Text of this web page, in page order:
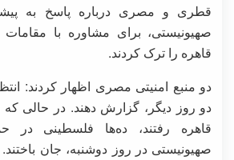
قطری و مصری درباره پاسخ به
صهیونیستی، برای مشاوره با
قاهره را ترک کردند.
دو منبع امنیتی مصری اظهار کردند:
دو روز دیگر، گزارش دهند. در حالی که
قاهره رفتند، ده‌ها فلسطینی در
صهیونیستی در روز دوشنبه، جان باختند.